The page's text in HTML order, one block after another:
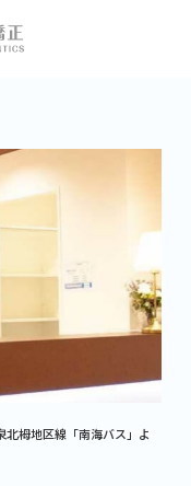
栂地区線「南海バス」よ